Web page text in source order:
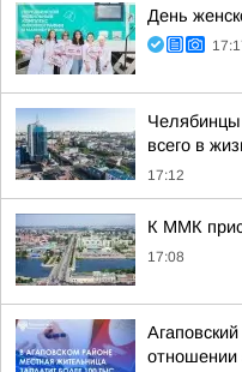
День
Челябинцы
всего в
17:12
К ММК
17:08
отношении